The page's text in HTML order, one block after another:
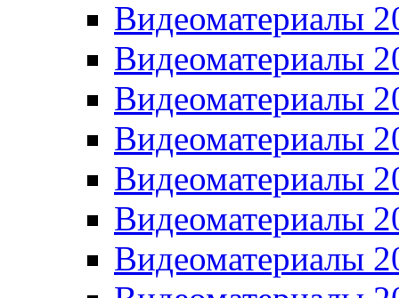
Видеоматериалы
Видеоматериалы
Видеоматериалы
Видеоматериалы
Видеоматериалы
Видеоматериалы
Видеоматериалы